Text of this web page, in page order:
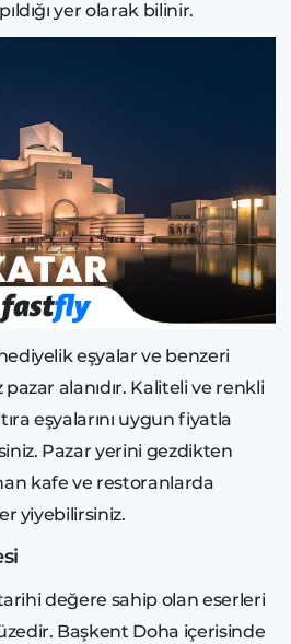
yer olarak bilinir.
eşyalar ve benzeri
alanıdır. Kaliteli ve renkli
eşyalarını uygun fiyatla
Pazar yerini gezdikten
kafe ve restoranlarda
yiyebilirsiniz.
değere sahip olan eserleri
Başkent Doha içerisinde